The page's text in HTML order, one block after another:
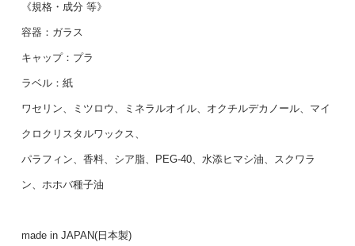
《規格・成分 等》
容器：ガラス
キャップ：プラ
ラベル：紙
ワセリン、ミツロウ、ミネラルオイル、オクチルデカノール、マイ
クロクリスタルワックス、
パラフィン、香料、シア脂、PEG-40、水添ヒマシ油、スクワラ
ン、ホホバ種子油
made in JAPAN(日本製)